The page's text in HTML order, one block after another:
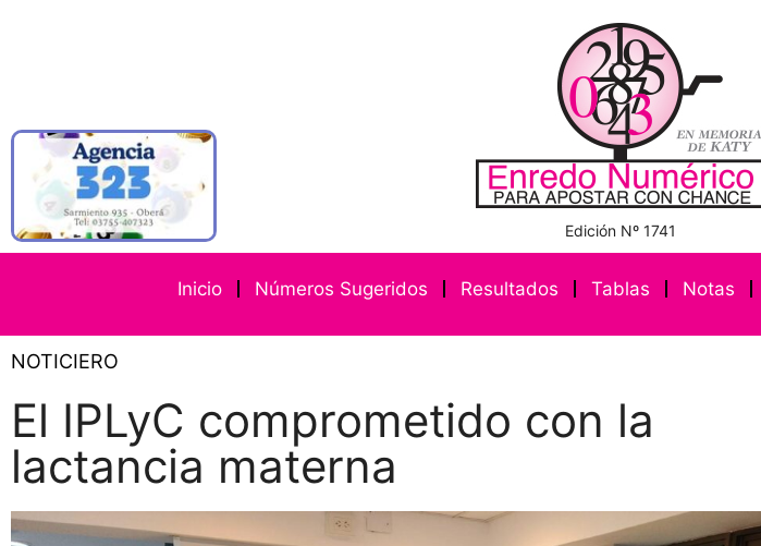
Edición Nº 1741
Inicio Números Sugeridos Resultados Tablas Notas
NOTICIERO
El IPLyC comprometido con la
lactancia materna